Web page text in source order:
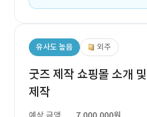
유사도 높음 외주
굿즈 제작 쇼핑몰 소개
제작